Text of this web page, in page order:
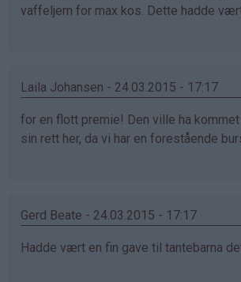
vaffeljern for max kos. Dette hadde
Laila Johansen - 24.03.2015 - 17:17
for en flott premie! Den ville ha
sin rett her, da vi har en forestående
Gerd Beate - 24.03.2015 - 17:17
Hadde vært en fin gave til tantebarna